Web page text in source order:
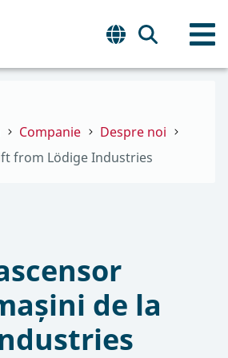
Companie
Despre noi
from Lödige Industries
de la